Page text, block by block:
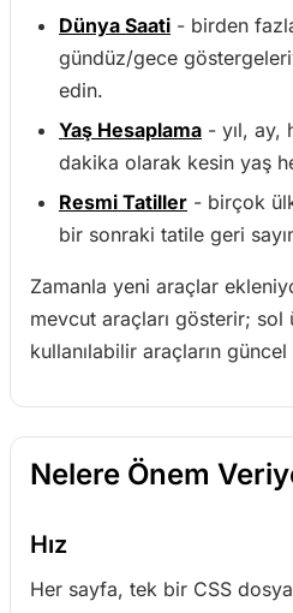
Dünya Saati - birden
gündüz/gece
edin.
Yaş Hesaplama - yıl, ay,
dakika olarak kesin yaş
Resmi Tatiller - birçok
bir sonraki tatile geri
Zamanla yeni araçlar
mevcut araçları gösterir;
kullanılabilir araçların güncel
Nelere Önem
Hız
Her sayfa, tek bir CSS